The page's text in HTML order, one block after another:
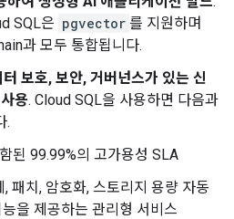
SQL은 pgvector 를 지원하며
과 모두 통합됩니다.
보호, 보안, 거버넌스가 있는 신
용. Cloud SQL을 사용하면 다음과
.
된 99.99%의 고가용성 SLA
, 패치, 암호화, 스토리지 용량 자동
을 제공하는 관리형 서비스